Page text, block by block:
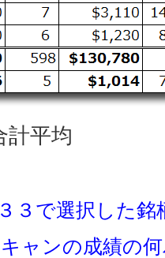
計平均
３で選択した銘
ャンの成績の